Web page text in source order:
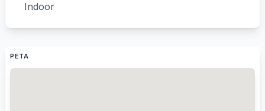
Indoor
PETA